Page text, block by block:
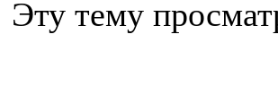
Эту тему